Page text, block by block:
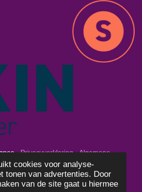
cookies voor analyse-
tonen van advertenties. Door
van de site gaat u hiermee
-Privacyverklaring-Algemene